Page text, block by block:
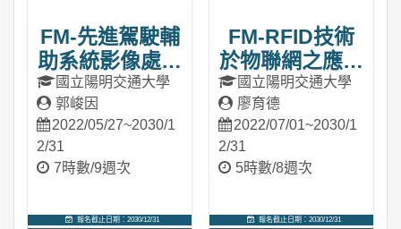
FM-先進駕駛輔
助系統影像處理
技術（IoT系列
課程）
國立陽明交通大學
郭峻因
2022/05/27~2030/1
2/31
7時數/9週次
報名截止日期：2030/12/31
FM-RFID技術
於物聯網之應用
（IoT系列課
程）
國立陽明交通大學
廖育德
2022/07/01~2030/1
2/31
5時數/8週次
報名截止日期：2030/12/31